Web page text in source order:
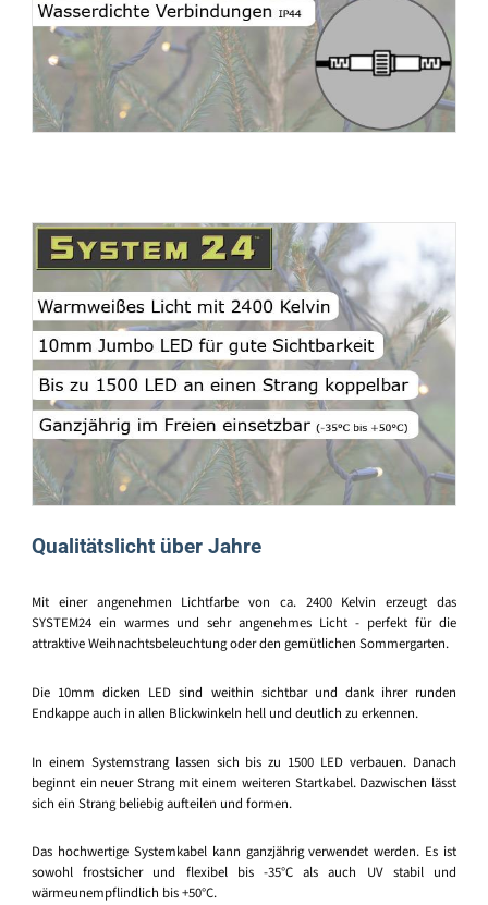
Qualitätslicht über Jahre
Mit einer angenehmen Lichtfarbe von ca. 2400 Kelvin erzeugt das
SYSTEM24 ein warmes und sehr angenehmes Licht - perfekt für die
attraktive Weihnachtsbeleuchtung oder den gemütlichen Sommergarten.
Die 10mm dicken LED sind weithin sichtbar und dank ihrer runden
Endkappe auch in allen Blickwinkeln hell und deutlich zu erkennen.
In einem Systemstrang lassen sich bis zu 1500 LED verbauen. Danach
beginnt ein neuer Strang mit einem weiteren Startkabel. Dazwischen lässt
sich ein Strang beliebig aufteilen und formen.
Das hochwertige Systemkabel kann ganzjährig verwendet werden. Es ist
sowohl frostsicher und flexibel bis -35°C als auch UV stabil und
wärmeunempflindlich bis +50°C.